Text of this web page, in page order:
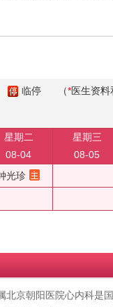
临停 （*医生资
星期二
08-04
星期三
08-05
光珍
北京朝阳医院心内科是